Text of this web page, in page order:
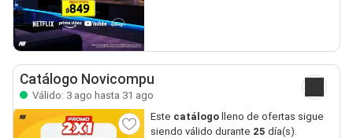
Catálogo Novicompu
Válido: 3 ago hasta 31 ago
Este catálogo lleno de ofertas sigue
siendo válido durante 25 día(s).